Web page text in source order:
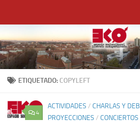
ETIQUETADO: COPYLEFT
4
ACTIVIDADES / CHARLAS Y
PROYECCIONES /